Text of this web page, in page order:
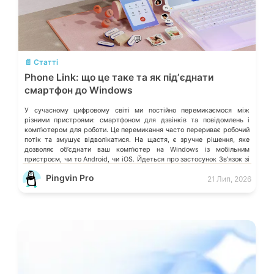
💬
📄 Статті
Phone Link: що це таке та як підʼєднати
смартфон до Windows
У сучасному цифровому світі ми постійно перемикаємося між
різними пристроями: смартфоном для дзвінків та повідомлень і
компʼютером для роботи. Це перемикання часто перериває робочий
потік та змушує відволікатися. На щастя, є зручне рішення, яке
дозволяє обʼєднати ваш компʼютер на Windows із мобільним
пристроєм, чи то Android, чи iOS. Йдеться про застосунок Звʼязок зі
смартфоном (Phone Link) від Microsoft, що перетворює ваш ПК на
своєрідний «міст» до функцій смартфона.
Pingvin Pro 21 Лип, 2026